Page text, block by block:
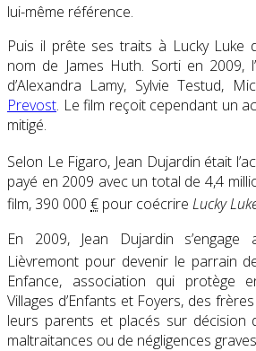
lui-même référence.
Puis il prête ses traits à Lucky Luke
nom de James Huth. Sorti en 2009,
d’Alexandra Lamy, Sylvie Testud,
Prevost. Le film reçoit cependant un
mitigé.
Selon Le Figaro, Jean Dujardin était
payé en 2009 avec un total de 4,4
film, 390 000 € pour coécrire Lucky
En 2009, Jean Dujardin
Lièvremont pour devenir le parrain
Enfance, association qui protège
Villages d’Enfants et Foyers, des
leurs parents et placés sur décision
maltraitances ou de négligences